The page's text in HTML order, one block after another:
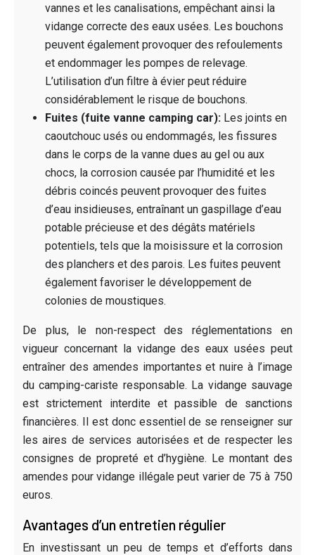
vannes et les canalisations, empêchant ainsi la
vidange correcte des eaux usées. Les bouchons
peuvent également provoquer des refoulements
et endommager les pompes de relevage.
L’utilisation d’un filtre à évier peut réduire
considérablement le risque de bouchons.
Fuites (fuite vanne camping car): Les joints en
caoutchouc usés ou endommagés, les fissures
dans le corps de la vanne dues au gel ou aux
chocs, la corrosion causée par l’humidité et les
débris coincés peuvent provoquer des fuites
d’eau insidieuses, entraînant un gaspillage d’eau
potable précieuse et des dégâts matériels
potentiels, tels que la moisissure et la corrosion
des planchers et des parois. Les fuites peuvent
également favoriser le développement de
colonies de moustiques.
De plus, le non-respect des réglementations en
vigueur concernant la vidange des eaux usées peut
entraîner des amendes importantes et nuire à l’image
du camping-cariste responsable. La vidange sauvage
est strictement interdite et passible de sanctions
financières. Il est donc essentiel de se renseigner sur
les aires de services autorisées et de respecter les
consignes de propreté et d’hygiène. Le montant des
amendes pour vidange illégale peut varier de 75 à 750
euros.
Avantages d’un entretien régulier
En investissant un peu de temps et d’efforts dans